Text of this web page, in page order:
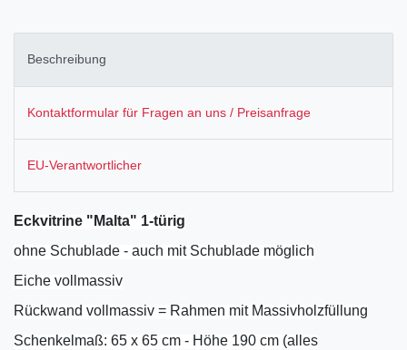
Beschreibung
Kontaktformular für Fragen an uns / Preisanfrage
EU-Verantwortlicher
Eckvitrine "Malta" 1-türig
ohne Schublade - auch mit Schublade möglich
Eiche vollmassiv
Rückwand vollmassiv = Rahmen mit Massivholzfüllung
Schenkelmaß: 65 x 65 cm - Höhe 190 cm (alles